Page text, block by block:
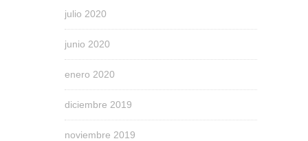
julio 2020
junio 2020
enero 2020
diciembre 2019
noviembre 2019